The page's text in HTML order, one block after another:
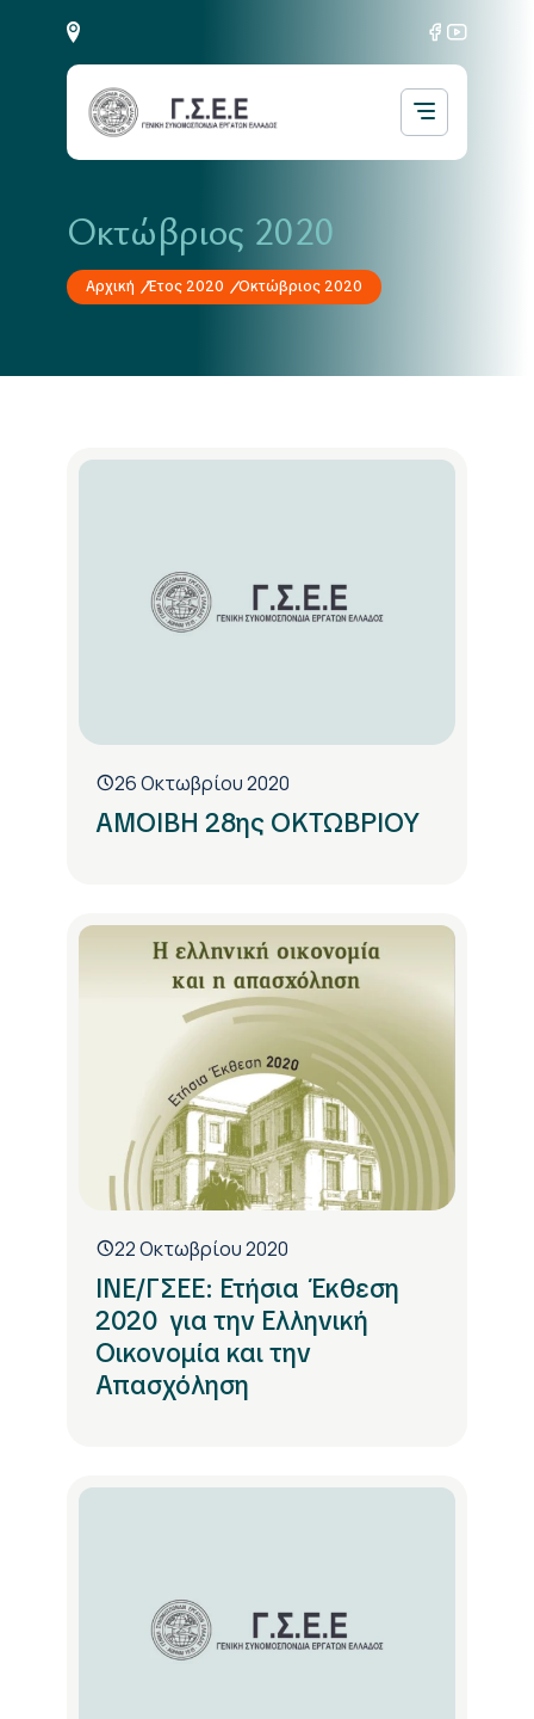
Οκτώβριος 2020
Αρχική Έτος 2020 Οκτώβριος 2020
26 Οκτωβρίου 2020
ΑΜΟΙΒΗ 28ης ΟΚΤΩΒΡΙΟΥ
22 Οκτωβρίου 2020
ΙΝΕ/ΓΣΕΕ: Ετήσια Έκθεση
2020 για την Ελληνική
Οικονομία και την
Απασχόληση